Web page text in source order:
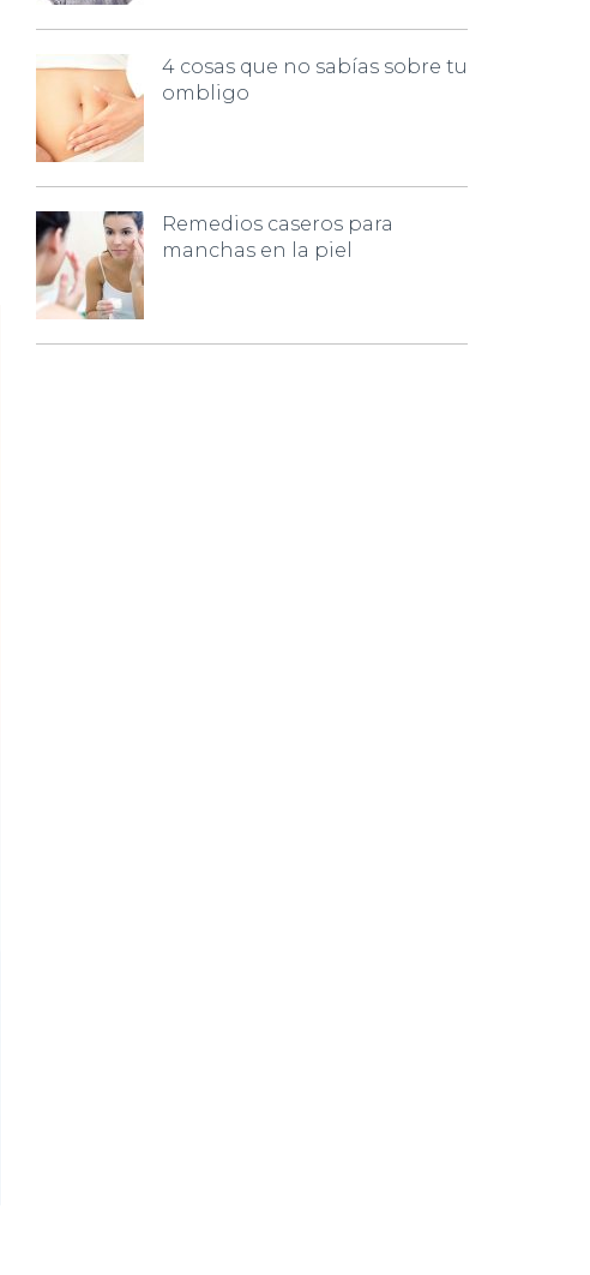
4 cosas que no sabías sobre tu
ombligo
Remedios caseros para
manchas en la piel